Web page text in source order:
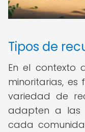
Tipos de
En el contexto
minoritarias,
variedad de
adapten a las
cada